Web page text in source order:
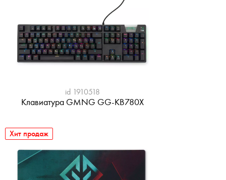
id 1910518
Клавиатура GMNG GG-KB780X
Хит продаж